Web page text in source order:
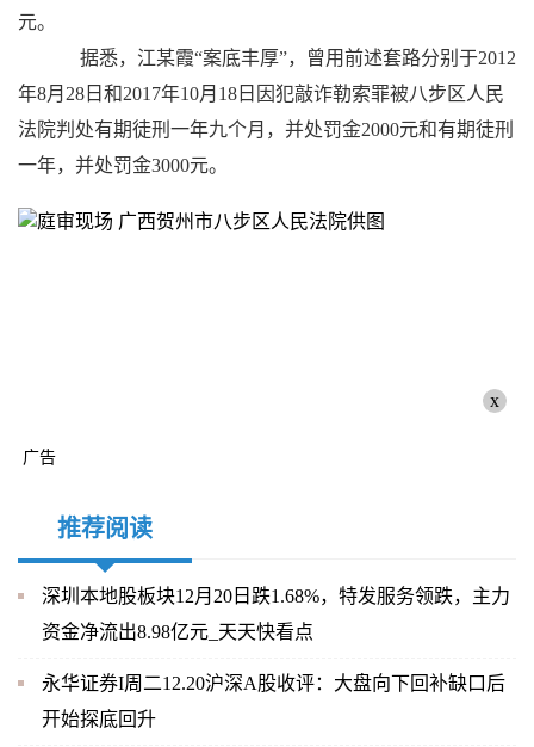
元。
据悉，江某霞“案底丰厚”，曾用前述套路分别于2012
年8月28日和2017年10月18日因犯敲诈勒索罪被八步区人民
法院判处有期徒刑一年九个月，并处罚金2000元和有期徒刑
一年，并处罚金3000元。
x
广告
推荐阅读
深圳本地股板块12月20日跌1.68%，特发服务领跌，主力
资金净流出8.98亿元_天天快看点
永华证券I周二12.20沪深A股收评：大盘向下回补缺口后
开始探底回升